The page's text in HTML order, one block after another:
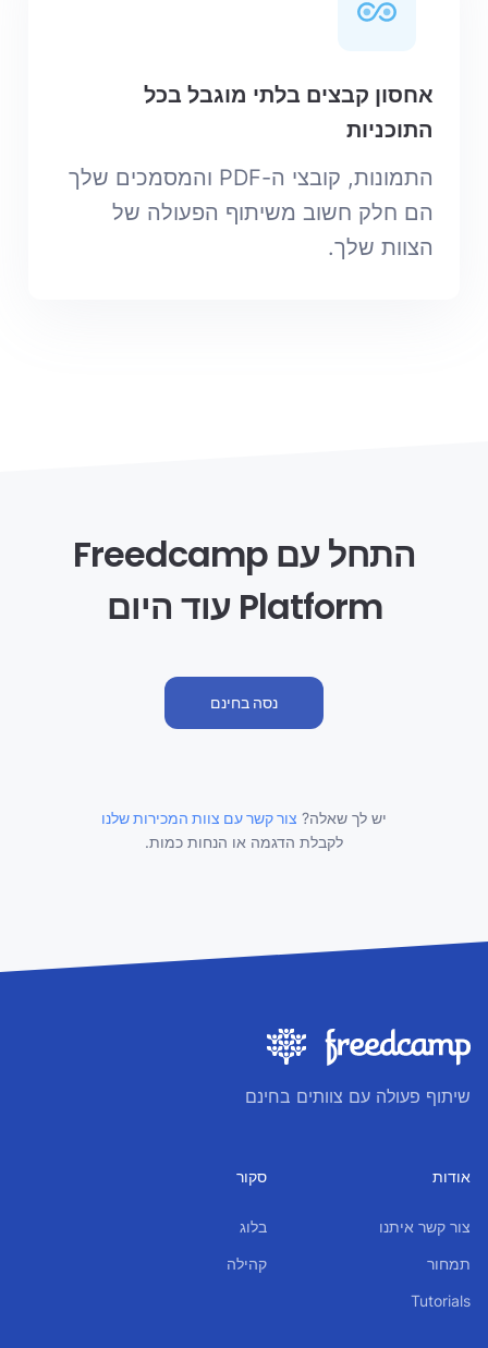
אחסון קבצים בלתי מוגבל בכל
התוכניות
התמונות, קובצי ה-PDF והמסמכים שלך
הם חלק חשוב משיתוף הפעולה של
הצוות שלך.
התחל עם Freedcamp
Platform עוד היום
נסה בחינם
יש לך שאלה? צור קשר עם צוות המכירות שלנו
לקבלת הדגמה או הנחות כמות.
שיתוף פעולה עם צוותים בחינם
אודות
צור קשר איתנו
תמחור
Tutorials
סקור
בלוג
קהילה